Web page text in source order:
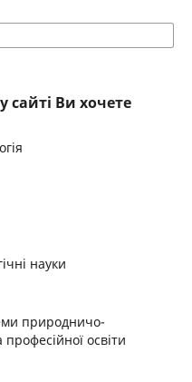
Ви хочете
науки
природничо-
освіти